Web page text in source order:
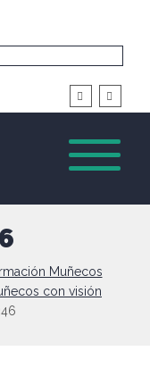
Muñecos
con visión